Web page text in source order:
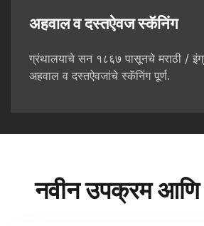
अहवाल व दस्तऐवज स्कॅनिंग
ग्रंथालयाचे सन १८६७ पासूनचे मराठी /
अहवाल व दस्तऐवजांचे स्कॅनिंग पूर्ण.
नवीन उपक्रम आणि